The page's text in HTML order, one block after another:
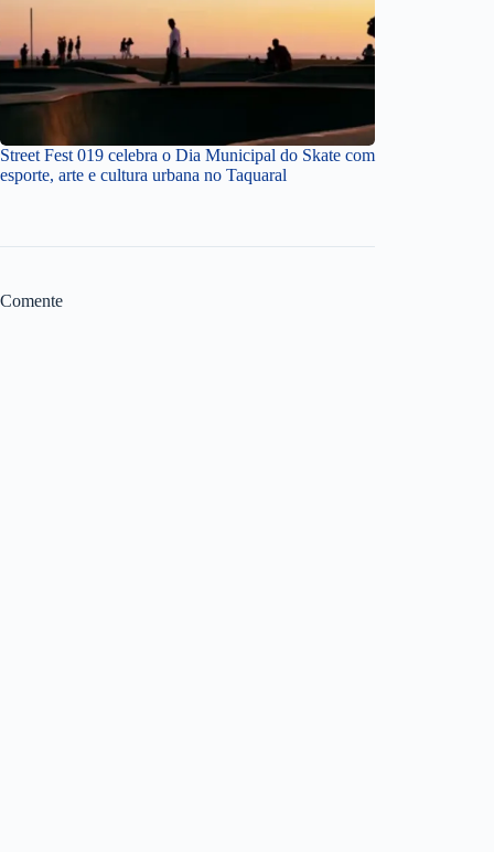
Street Fest 019 celebra o Dia Municipal do Skate com
esporte, arte e cultura urbana no Taquaral
Comente